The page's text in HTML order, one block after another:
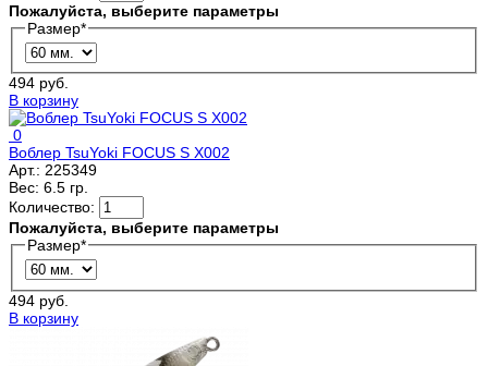
Пожалуйста, выберите параметры
Размер*
494 руб.
В корзину
0
Воблер TsuYoki FOCUS S X002
Арт.: 225349
Вес: 6.5 гр.
Количество:
Пожалуйста, выберите параметры
Размер*
494 руб.
В корзину